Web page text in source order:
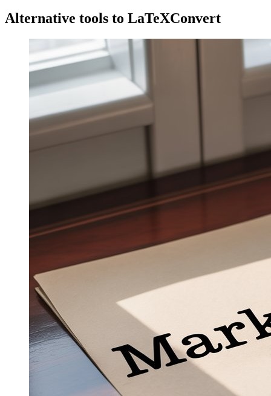
Alternative tools to LaTeXConvert